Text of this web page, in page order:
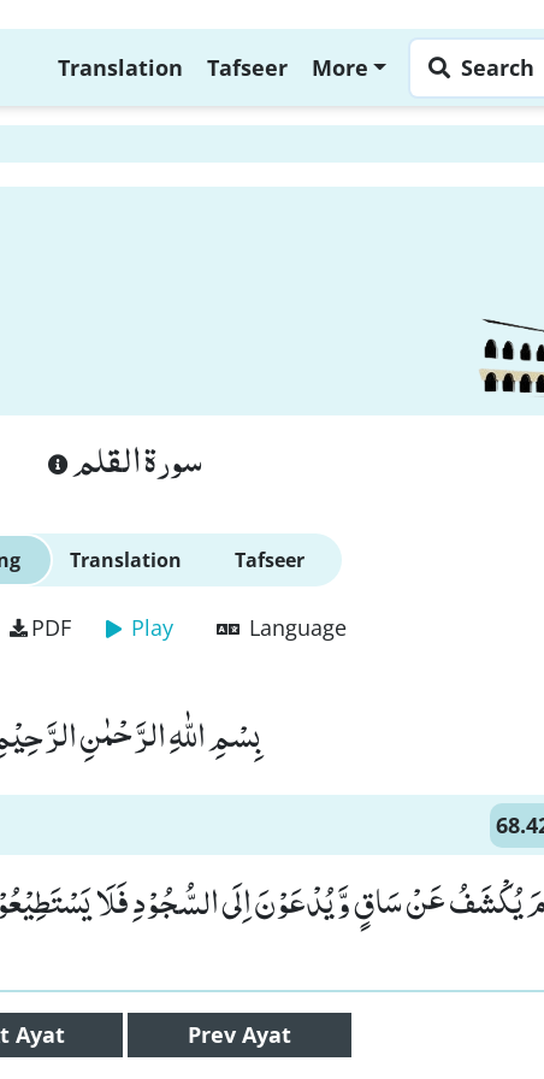
Translation Tafseer More Search
سورة القلم
Translation Tafseer
PDF Play Language
بِسْمِ اللّٰهِ الرَّحْمٰنِ
یُكْشَفُ عَنْ سَاقٍ وَّ یُدْعَوْنَ اِلَى السُّجُوْدِ فَلَا
Ayat Prev Ayat